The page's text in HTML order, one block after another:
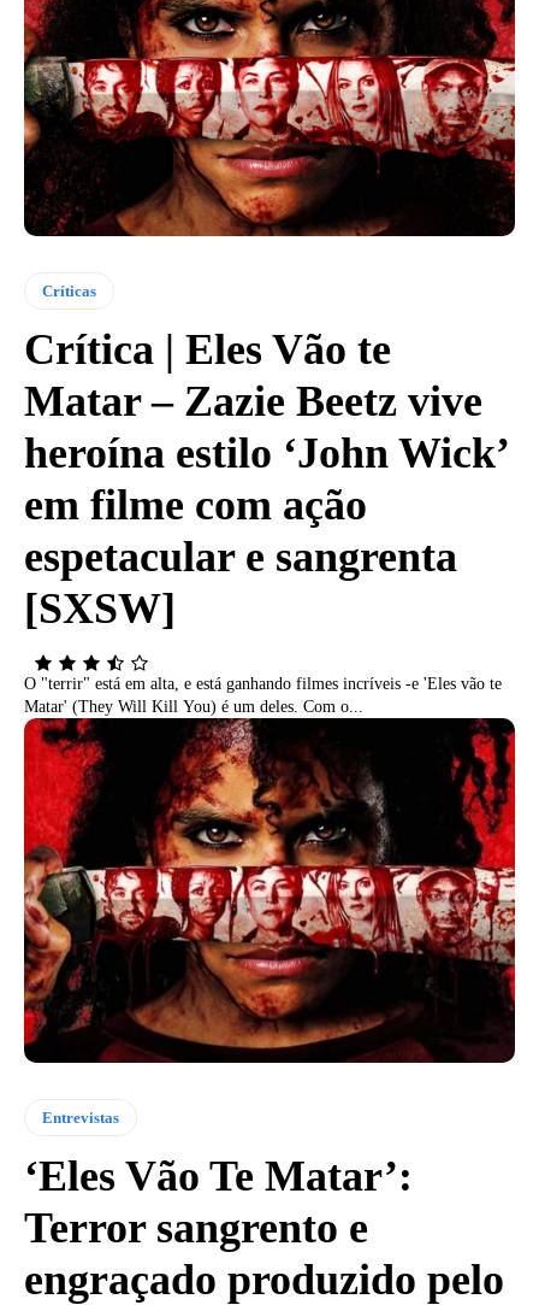
Críticas
Crítica | Eles Vão te
Matar – Zazie Beetz vive
heroína estilo ‘John Wick’
em filme com ação
espetacular e sangrenta
[SXSW]
O "terrir" está em alta, e está ganhando filmes incríveis -e 'Eles vão te
Matar' (They Will Kill You) é um deles. Com o...
Entrevistas
‘Eles Vão Te Matar’:
Terror sangrento e
engraçado produzido pelo